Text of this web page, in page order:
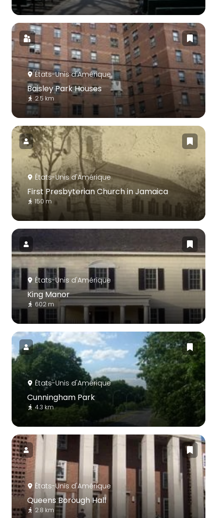
États-Unis d'Amérique
Baisley Park Houses
2.5 km
États-Unis d'Amérique
First Presbyterian Church in Jamaica
150 m
États-Unis d'Amérique
King Manor
602 m
États-Unis d'Amérique
Cunningham Park
4.3 km
États-Unis d'Amérique
Queens Borough Hall
2.8 km